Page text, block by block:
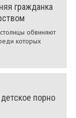
гражданка
обвиняют
которых
порно